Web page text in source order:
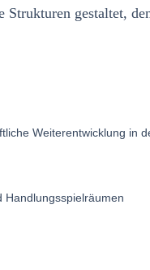
gestaltet,
Weiterentwicklung in
Handlungsspielräumen